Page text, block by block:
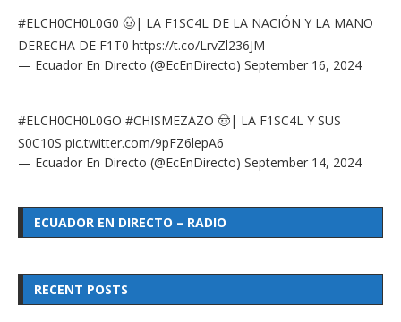
#ELCH0CH0L0G0 🤠| LA F1SC4L DE LA NACIÓN Y LA MANO
DERECHA DE F1T0 https://t.co/LrvZl236JM
— Ecuador En Directo (@EcEnDirecto) September 16, 2024
#ELCH0CH0L0GO #CHISMEZAZO 🤠| LA F1SC4L Y SUS
S0C10S pic.twitter.com/9pFZ6lepA6
— Ecuador En Directo (@EcEnDirecto) September 14, 2024
ECUADOR EN DIRECTO – RADIO
RECENT POSTS